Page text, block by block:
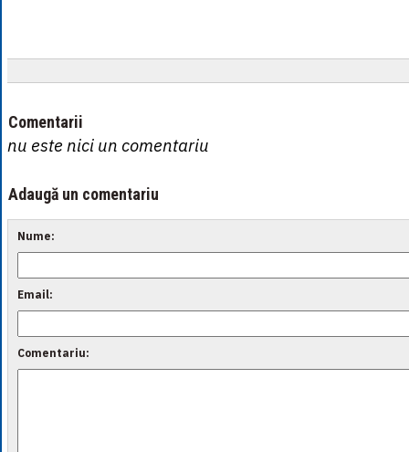
Comentarii
nu este nici un comentariu
Adaugă un comentariu
Nume:
Email:
Comentariu: